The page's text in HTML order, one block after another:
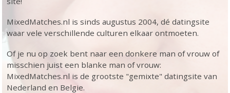
MixedMatches.nl is sinds augustus 2004, dé datingsite
waar vele verschillende culturen elkaar ontmoeten.
Of je nu op zoek bent naar een donkere man of vrouw of
misschien juist een blanke man of vrouw:
MixedMatches.nl is de grootste "gemixte" datingsite van
Nederland en Belgie.